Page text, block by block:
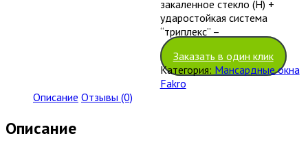
закаленное стекло (H) +
ударостойкая система
“триплекс” –
Заказать в один клик
Категория: Мансардные окна
Fakro
Описание Отзывы (0)
Описание